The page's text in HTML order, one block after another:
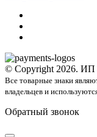
© Copyright 2026.
Все товарные знаки
владельцев и
Обратный звонок